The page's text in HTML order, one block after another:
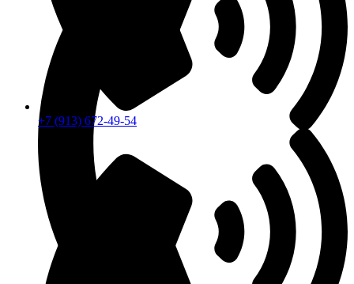
+7 (913) 672-49-54